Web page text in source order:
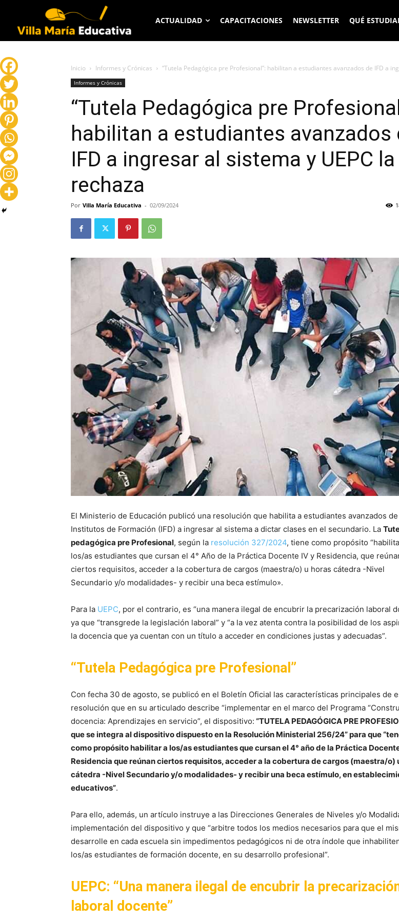
ACTUALIDAD CAPACITACIONES NEWSLETTER QUÉ
Inicio Informes y Crónicas “Tutela Pedagógica pre Profesional”: habilitan a estudiantes avanzados de IFD a
Informes y Crónicas
“Tutela Pedagógica pre
habilitan a estudiantes avanzados
IFD a ingresar al sistema y UEPC la
rechaza
Por Villa María Educativa - 02/09/2024
El Ministerio de Educación publicó una resolución que habilita a estudiantes avanzados
Institutos de Formación (IFD) a ingresar al sistema a dictar clases en el secundario. La
pedagógica pre Profesional, según la resolución 327/2024, tiene como propósito
los/as estudiantes que cursan el 4° Año de la Práctica Docente IV y Residencia, que
ciertos requisitos, acceder a la cobertura de cargos (maestra/o) u horas cátedra -Nivel
Secundario y/o modalidades- y recibir una beca estímulo».
Para la UEPC, por el contrario, es “una manera ilegal de encubrir la precarización laboral
ya que “transgrede la legislación laboral” y “a la vez atenta contra la posibilidad de los
la docencia que ya cuentan con un título a acceder en condiciones justas y adecuadas”.
“Tutela Pedagógica pre Profesional”
Con fecha 30 de agosto, se publicó en el Boletín Oficial las características principales de
resolución que en su articulado describe “implementar en el marco del Programa
docencia: Aprendizajes en servicio”, el dispositivo: “TUTELA PEDAGÓGICA PRE
que se integra al dispositivo dispuesto en la Resolución Ministerial 256/24” para que
como propósito habilitar a los/as estudiantes que cursan el 4° año de la Práctica
Residencia que reúnan ciertos requisitos, acceder a la cobertura de cargos (maestra/o)
cátedra -Nivel Secundario y/o modalidades- y recibir una beca estímulo, en
educativos”.
Para ello, además, un artículo instruye a las Direcciones Generales de Niveles y/o
implementación del dispositivo y que “arbitre todos los medios necesarios para que el
desarrolle en cada escuela sin impedimentos pedagógicos ni de otra índole que
los/as estudiantes de formación docente, en su desarrollo profesional”.
UEPC: “Una manera ilegal de encubrir la
laboral docente”